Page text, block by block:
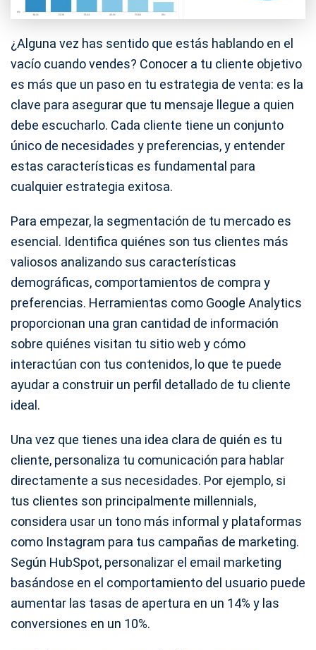
¿Alguna vez has sentido que estás hablando en el
vacío cuando vendes? Conocer a tu cliente objetivo
es más que un paso en tu estrategia de venta: es la
clave para asegurar que tu mensaje llegue a quien
debe escucharlo. Cada cliente tiene un conjunto
único de necesidades y preferencias, y entender
estas características es fundamental para
cualquier estrategia exitosa.
Para empezar, la segmentación de tu mercado es
esencial. Identifica quiénes son tus clientes más
valiosos analizando sus características
demográficas, comportamientos de compra y
preferencias. Herramientas como Google Analytics
proporcionan una gran cantidad de información
sobre quiénes visitan tu sitio web y cómo
interactúan con tus contenidos, lo que te puede
ayudar a construir un perfil detallado de tu cliente
ideal.
Una vez que tienes una idea clara de quién es tu
cliente, personaliza tu comunicación para hablar
directamente a sus necesidades. Por ejemplo, si
tus clientes son principalmente millennials,
considera usar un tono más informal y plataformas
como Instagram para tus campañas de marketing.
Según HubSpot, personalizar el email marketing
basándose en el comportamiento del usuario puede
aumentar las tasas de apertura en un 14% y las
conversiones en un 10%.